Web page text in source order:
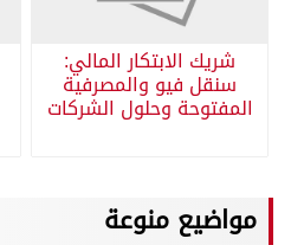
شريك الابتكار المالي:
سنقل فيو والمصرفية
المفتوحة وحلول الشركات
مواضيع منوعة